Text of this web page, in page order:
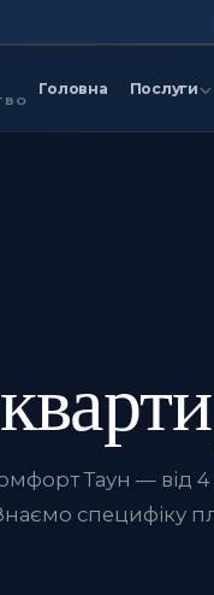
Головна Послуги
Таун — від 4
специфіку